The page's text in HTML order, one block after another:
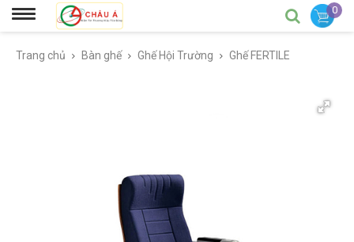
0
Trang chủ Bàn ghế Ghế Hội Trường Ghế FERTILE